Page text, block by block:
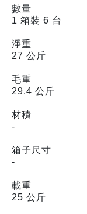
數量
1 箱裝 6 台
淨重
27 公斤
毛重
29.4 公斤
材積
-
箱子尺寸
-
載重
25 公斤